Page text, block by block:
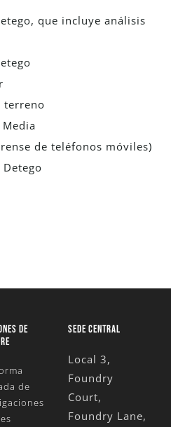
que incluye análisis
terreno
de teléfonos móviles)
DE
de
SEDE CENTRAL
Local 3,
Foundry
Court,
Foundry Lane,